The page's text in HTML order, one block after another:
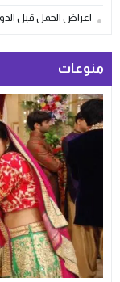
اعراض الحمل قبل
منوعات